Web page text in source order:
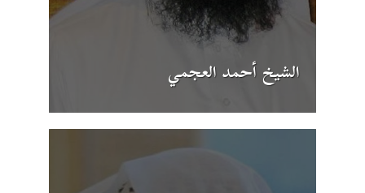
الشيخ أحمد العجمي